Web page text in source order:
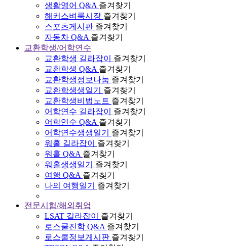
생활영어 Q&A 즐겨찾기
해커스벼룩시장 즐겨찾기
스포츠게시판 즐겨찾기
자동차 Q&A 즐겨찾기
교환학생/어학연수
교환학생 길라잡이
즐겨찾기
교환학생 Q&A 즐겨찾기
교환학생정보나눔 즐겨찾기
교환학생생일기
즐겨찾기
교환학생비법노트 즐겨찾기
어학연수 길라잡이
즐겨찾기
어학연수 Q&A 즐겨찾기
어학연수생생일기
즐겨찾기
워홀 길라잡이
즐겨찾기
워홀 Q&A 즐겨찾기
워홀생생일기
즐겨찾기
여행 Q&A 즐겨찾기
나의 여행일기
즐겨찾기
전문시험/해외취업
LSAT 길라잡이
즐겨찾기
로스쿨진학 Q&A 즐겨찾기
로스쿨정보게시판 즐겨찾기